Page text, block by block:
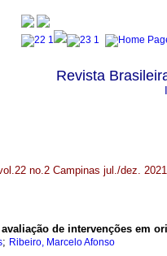
Revista
no.2 Campinas jul./dez. 2021
de intervenções em
; Ribeiro, Marcelo Afonso